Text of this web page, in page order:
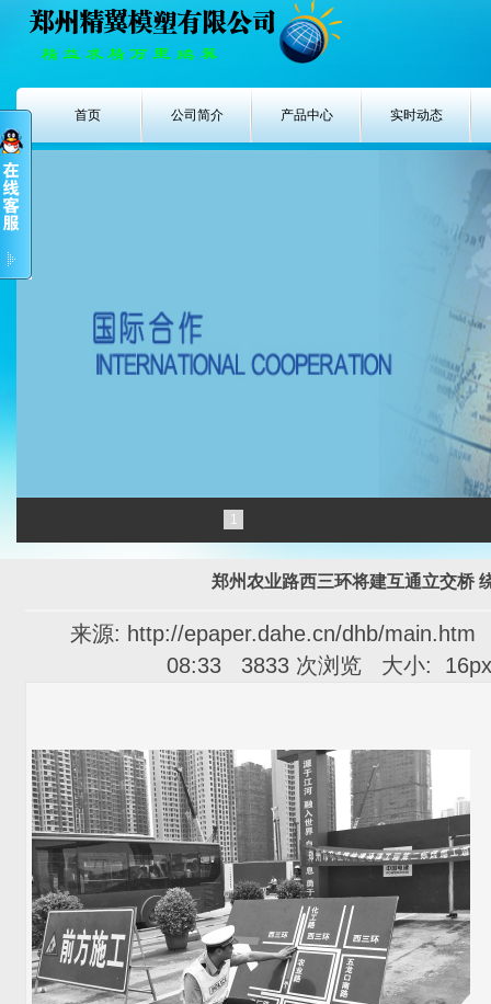
首页 公司简介 产品中心 实时动态
1
郑州农业路西三环将建互通立交桥
来源: http://epaper.dahe.cn/dhb/
08:33 3833 次浏览 大小: 16px